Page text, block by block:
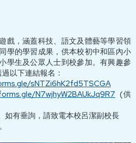
戲，涵蓋科技、語文及體藝等學習領
學的學習成果，供本校初中和區內小
學生及公眾人士到校參加。有興趣參
以下連結報名：
sNTZi6hK2fd5TSCGA
N7wjhyW2BAUkJq9R7 (供
如有垂詢，請致電本校呂潔副校長